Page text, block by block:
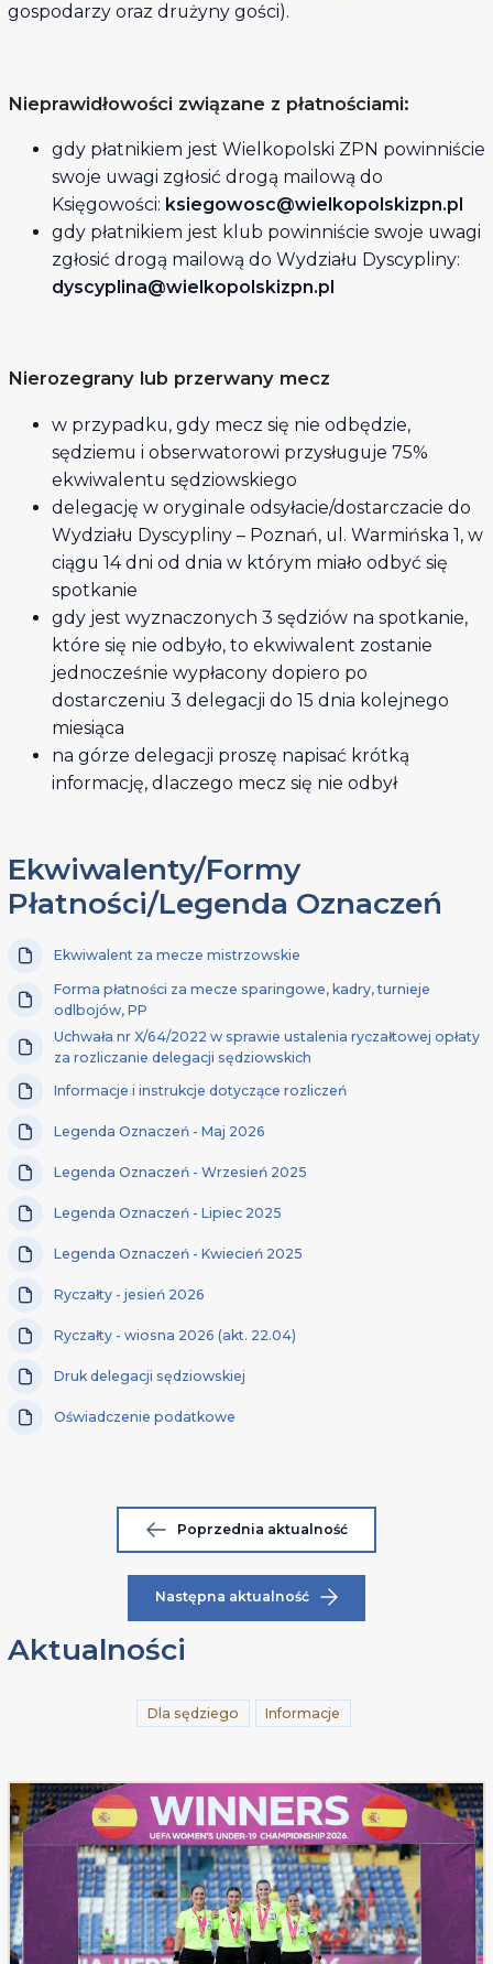
gospodarzy oraz drużyny gości).
Nieprawidłowości związane z płatnościami:
gdy płatnikiem jest Wielkopolski ZPN powinniście
swoje uwagi zgłosić drogą mailową do
Księgowości: ksiegowosc@wielkopolskizpn.pl
gdy płatnikiem jest klub powinniście swoje uwagi
zgłosić drogą mailową do Wydziału Dyscypliny:
dyscyplina@wielkopolskizpn.pl
Nierozegrany lub przerwany mecz
w przypadku, gdy mecz się nie odbędzie,
sędziemu i obserwatorowi przysługuje 75%
ekwiwalentu sędziowskiego
delegację w oryginale odsyłacie/dostarczacie do
Wydziału Dyscypliny – Poznań, ul. Warmińska 1, w
ciągu 14 dni od dnia w którym miało odbyć się
spotkanie
gdy jest wyznaczonych 3 sędziów na spotkanie,
które się nie odbyło, to ekwiwalent zostanie
jednocześnie wypłacony dopiero po
dostarczeniu 3 delegacji do 15 dnia kolejnego
miesiąca
na górze delegacji proszę napisać krótką
informację, dlaczego mecz się nie odbył
Ekwiwalenty/Formy
Płatności/Legenda Oznaczeń
Ekwiwalent za mecze mistrzowskie
Forma płatności za mecze sparingowe, kadry, turnieje
odlbojów, PP
Uchwała nr X/64/2022 w sprawie ustalenia ryczałtowej opłaty
za rozliczanie delegacji sędziowskich
Informacje i instrukcje dotyczące rozliczeń
Legenda Oznaczeń - Maj 2026
Legenda Oznaczeń - Wrzesień 2025
Legenda Oznaczeń - Lipiec 2025
Legenda Oznaczeń - Kwiecień 2025
Ryczałty - jesień 2026
Ryczałty - wiosna 2026 (akt. 22.04)
Druk delegacji sędziowskiej
Oświadczenie podatkowe
Poprzednia aktualność
Następna aktualność
Aktualności
Dla sędziego Informacje